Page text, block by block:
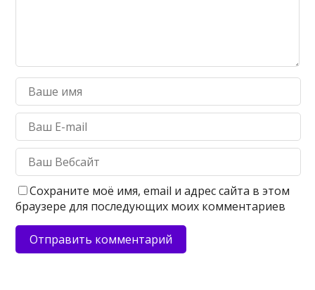
Сохраните моё имя, email и адрес сайта в этом
браузере для последующих моих комментариев